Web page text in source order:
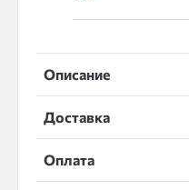
Описание
Доставка
Оплата